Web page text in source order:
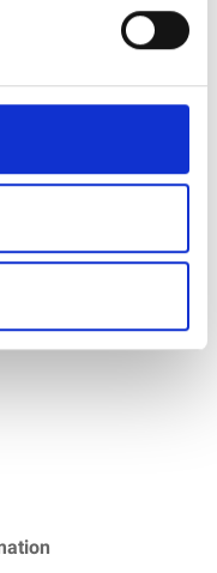
Cycle Victron AGM-
ofta som
och som